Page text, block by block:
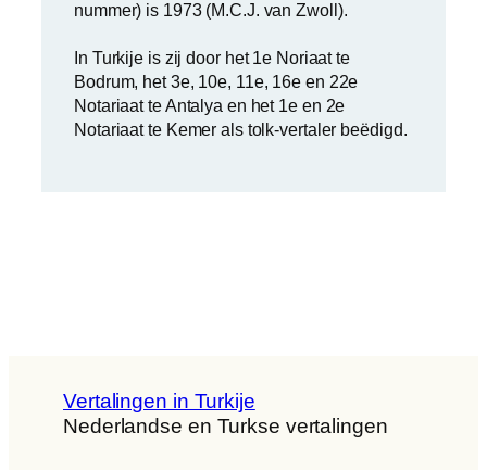
nummer) is 1973 (M.C.J. van Zwoll).
In Turkije is zij door het 1e Noriaat te
Bodrum, het 3e, 10e, 11e, 16e en 22e
Notariaat te Antalya en het 1e en 2e
Notariaat te Kemer als tolk-vertaler beëdigd.
Vertalingen in Turkije
Nederlandse en Turkse vertalingen